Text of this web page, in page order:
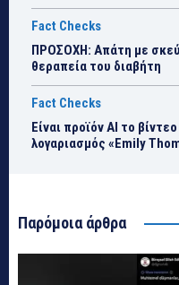
Fact Checks
ΠΡΟΣΟΧΗ: Απάτη με
θεραπεία του διαβήτη
Fact Checks
Είναι προϊόν ΑΙ το
λογαριασμός «Emily
Παρόμοια άρθρα